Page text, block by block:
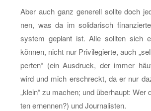
Aber auch ganz ge­ne­rell soll­te doch
nen, was da im so­li­da­risch
sys­tem ge­plant ist. Alle soll­ten sich
kön­nen, nicht nur Pri­vi­le­gier­te, auch
per­ten“ (ein Aus­druck, der immer
wird und mich er­schreckt, da er nur
„klein“ zu ma­chen; und über­haupt:
ten er­nen­nen?) und Jour­na­lis­ten.